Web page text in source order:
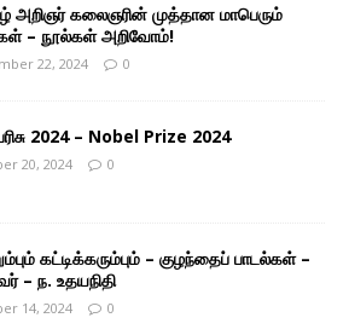
அறிஞர் கலைஞரின் முத்தான மாபெரும்
– நூல்கள் அறிவோம்!
22, 2024 0
2024 – Nobel Prize 2024
20, 2024 0
கட்டிக்கரும்பும் – குழந்தைப் பாடல்கள் –
– ந. உதயநிதி
14, 2024 0